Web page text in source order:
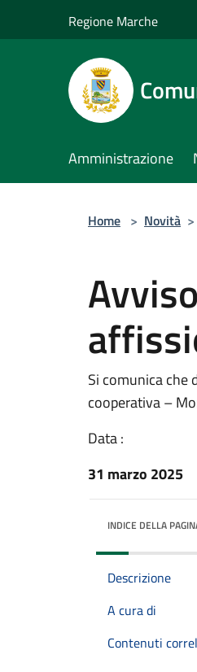
Regione Marche
Amministrazione
Home > Novità >
Si comunica che
cooperativa –
Data :
31 marzo 2025
INDICE DELLA
Descrizione
A cura di
Contenuti